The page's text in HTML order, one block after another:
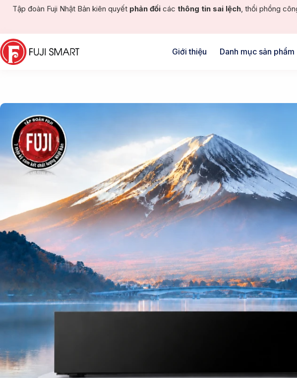
Tập đoàn Fuji Nhật Bản kiên quyết phản đối các thông tin sai lệch, thổi phồng
Giới thiệu Danh mục sản phẩm